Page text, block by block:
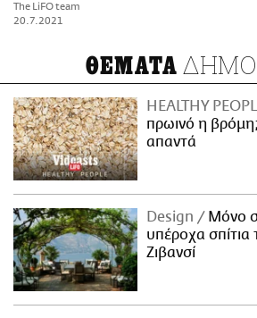
The LiFO team
20.7.2021
ΘΕΜΑΤΑ
HEALTHY
πρωινό η
απαντά
Design
Μόνο
υπέροχα σπίτια
Ζιβανσί